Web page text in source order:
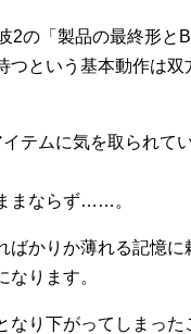
の「製品の最終形
つという基本動作は
テムに気を取られて
まならず……。
かりか薄れる記憶
ります。
り下がってしまっ